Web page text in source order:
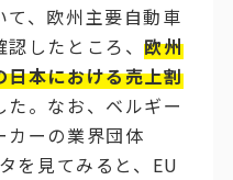
て、欧州主要自動車
認したところ、欧州
日本における売上割
。なお、ベルギー
カーの業界団体
を見てみると、EU